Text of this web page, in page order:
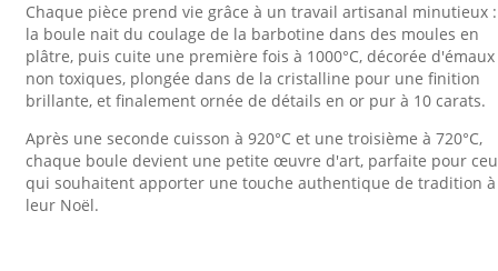
Chaque pièce prend vie grâce à un travail artisanal minutieux :
la boule nait du coulage de la barbotine dans des moules en
plâtre, puis cuite une première fois à 1000°C, décorée d'émaux
non toxiques, plongée dans de la cristalline pour une finition
brillante, et finalement ornée de détails en or pur à 10 carats.
Après une seconde cuisson à 920°C et une troisième à 720°C,
chaque boule devient une petite œuvre d'art, parfaite pour
qui souhaitent apporter une touche authentique de tradition à
leur Noël.